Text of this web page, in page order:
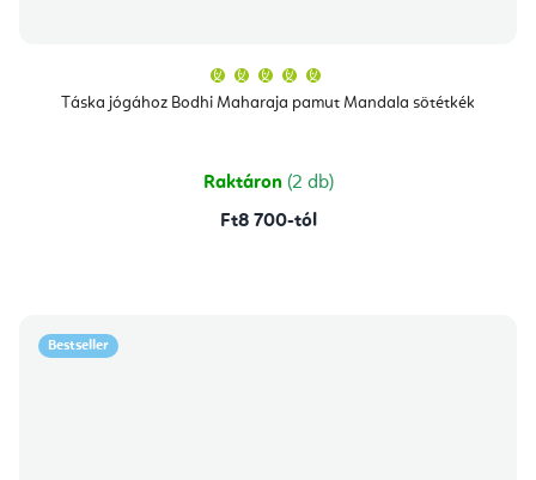
Táska jógához Bodhi Maharaja pamut Mandala sötétkék
átlagos
értékelése
csillag.
Raktáron (2 db)
Ft8 700-tól
Bestseller